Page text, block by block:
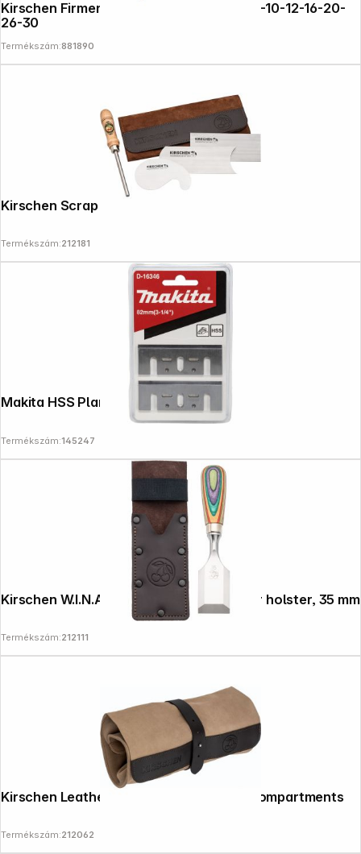
Kirschen Firmer Chisel Set 8pcs. Bag 4-6-10-12-16-20-
26-30
Termékszám:881890
Termékszám:212181
Termékszám:145247
Kirschen W.I.N.A.C. Short chisel in leather holster, 35 mm
Termékszám:212111
Kirschen Leather roll-up bag, empty 12 compartments
Termékszám:212062
Follow us on